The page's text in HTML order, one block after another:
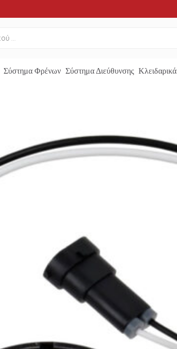
Σύστημα Φρένων Σύστημα Διεύθυνσης Κλειδαρικά